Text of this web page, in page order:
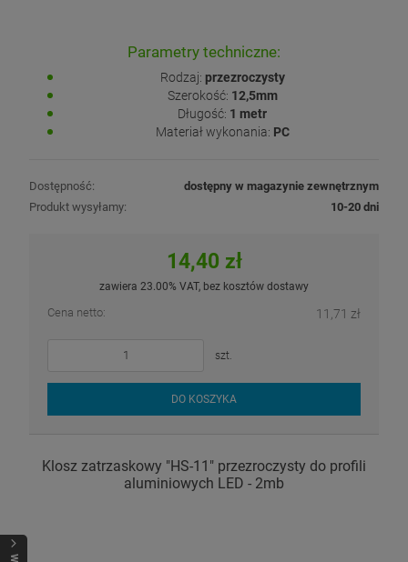
Parametry techniczne:
Rodzaj: przezroczysty
Szerokość: 12,5mm
Długość: 1 metr
Materiał wykonania: PC
Dostępność:
dostępny w magazynie zewnętrznym
Produkt wysyłamy:
10-20 dni
14,40 zł
zawiera 23.00% VAT, bez kosztów dostawy
Cena netto: 11,71 zł
szt.
DO KOSZYKA
Klosz zatrzaskowy "HS-11" przezroczysty do profili
aluminiowych LED - 2mb